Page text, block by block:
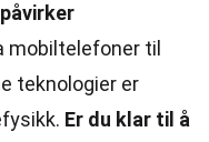
mobiltelefoner til
teknologier er
Er du klar til å